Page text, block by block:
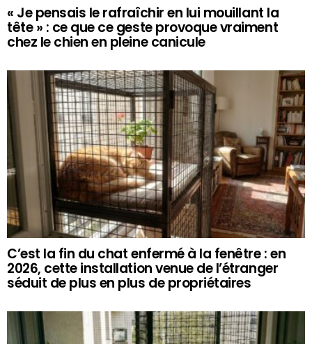
« Je pensais le rafraîchir en lui mouillant la
tête » : ce que ce geste provoque vraiment
chez le chien en pleine canicule
C’est la fin du chat enfermé à la fenêtre : en
2026, cette installation venue de l’étranger
séduit de plus en plus de propriétaires